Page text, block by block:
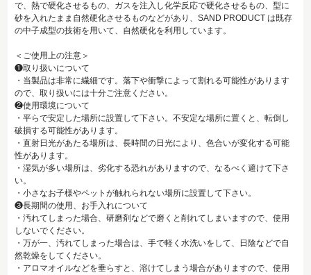
で、熱で硬化させるもの、ガスを注入し化学反応で硬化させるもの、型に
砂を入れたまま自然硬化させるものなどがあり、SAND PRODUCT は既存
の中子成型の技術を用いて、自然硬化を利用しています。
＜ご使用上の注意＞
❶取り扱いについて
・当製品は非常に繊細です。落下や衝撃によって割れる可能性があります
ので、取り扱いには十分ご注意ください。
❷使用環境について
・平らで安定した場所に設置して下さい。不安定な場所に置くと、転倒し
破損する可能性があります。
・直射日光があたる場所は、長時間の日光により、色合いが変化する可能
性があります。
・湿気が多い場所は、劣化する恐れがありますので、なるべく避けて下さ
い。
・小さなお子様やペットが触れられない場所に設置して下さい。
❸長期間の使用、お手入れについて
・汚れてしまった場合、研磨剤などで磨くと削れてしまいますので、使用
しないでください。
・万が一、汚れてしまった場合は、手で軽く水洗いをして、日陰などで自
然乾燥をしてください。
・アロマオイルなどを垂らすと、溶けてしまう場合がありますので、使用